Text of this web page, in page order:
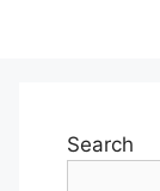
Search